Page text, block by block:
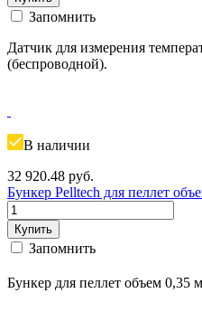
Запомнить
Датчик для измерения
(беспроводной).
В наличии
32 920.48 руб.
Бункер Pelltech для пеллет
Купить
Запомнить
Бункер для пеллет объем 0,35 м